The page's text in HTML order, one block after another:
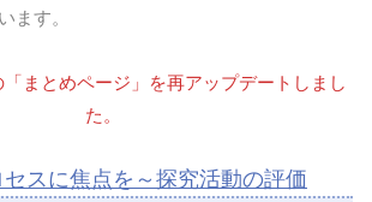
ます。
「まとめページ」を再アップデートしまし
た。
スに焦点を～探究活動の評価